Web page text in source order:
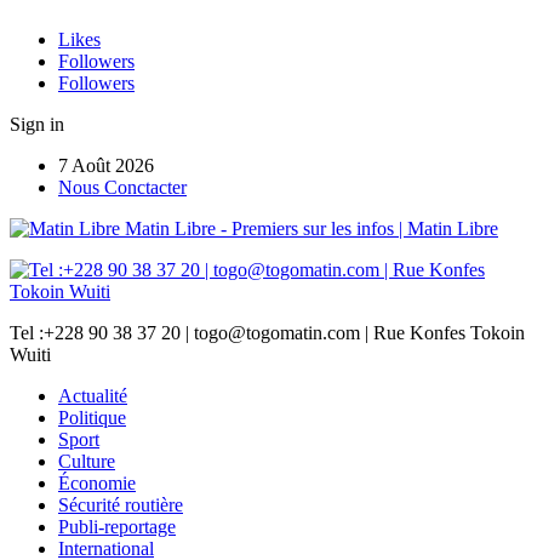
Likes
Followers
Followers
Sign in
7 Août 2026
Nous Conctacter
Matin Libre - Premiers sur les infos | Matin Libre
Tel :+228 90 38 37 20 | togo@togomatin.com | Rue Konfes Tokoin
Wuiti
Actualité
Politique
Sport
Culture
Économie
Sécurité routière
Publi-reportage
International